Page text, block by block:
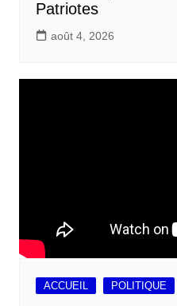
Patriotes
août 4, 2026
ACCUEIL POLITIQUE